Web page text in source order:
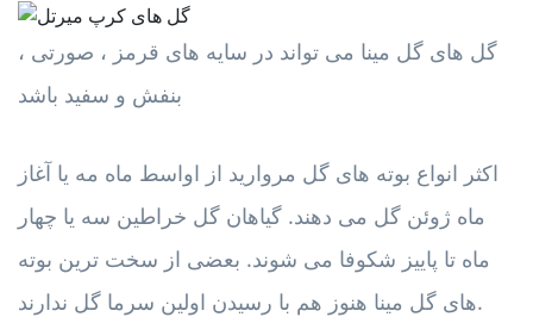
گل های گل مینا می تواند در سایه های قرمز ، صورتی ،
بنفش و سفید باشد
اکثر انواع بوته های گل مروارید از اواسط ماه مه یا آغاز
ماه ژوئن گل می دهند. گیاهان گل خراطین سه یا چهار
ماه تا پاییز شکوفا می شوند. بعضی از سخت ترین بوته
های گل مینا هنوز هم با رسیدن اولین سرما گل ندارند.